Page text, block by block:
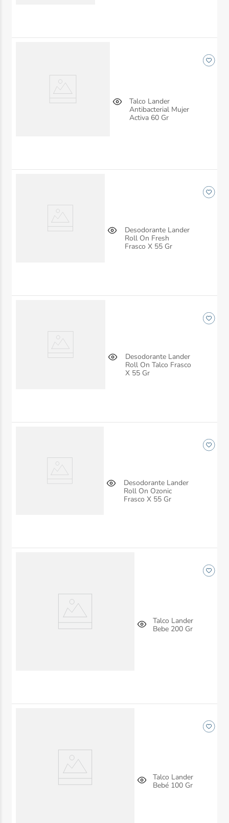
Talco Lander
Antibacterial Mujer
Activa 60 Gr
Desodorante Lander
Roll On Fresh
Frasco X 55 Gr
Desodorante Lander
Roll On Talco Frasco
X 55 Gr
Desodorante Lander
Roll On Ozonic
Frasco X 55 Gr
Talco Lander
Bebe 200 Gr
Talco Lander
Bebé 100 Gr